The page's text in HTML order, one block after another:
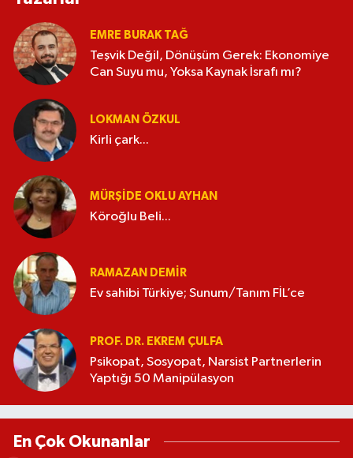
EMRE BURAK TAĞ
Teşvik Değil, Dönüşüm Gerek: Ekonomiye
Can Suyu mu, Yoksa Kaynak İsrafı mı?
LOKMAN ÖZKUL
Kirli çark...
MÜRŞIDE OKLU AYHAN
Köroğlu Beli...
RAMAZAN DEMİR
Ev sahibi Türkiye; Sunum/Tanım FİL’ce
PROF. DR. EKREM ÇULFA
Psikopat, Sosyopat, Narsist Partnerlerin
Yaptığı 50 Manipülasyon
En Çok Okunanlar